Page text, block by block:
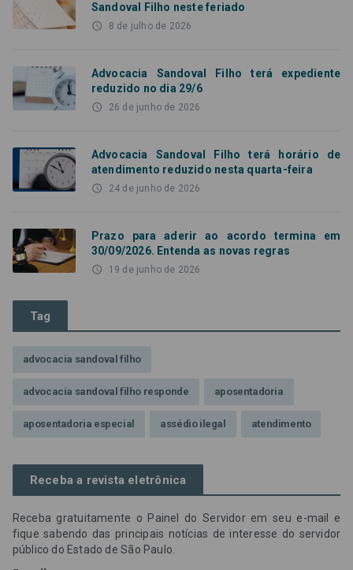
Sandoval Filho neste feriado
access_time 8 de julho de 2026
Advocacia Sandoval Filho terá expediente
reduzido no dia 29/6
access_time 26 de junho de 2026
Advocacia Sandoval Filho terá horário de
atendimento reduzido nesta quarta-feira
access_time 24 de junho de 2026
Prazo para aderir ao acordo termina em
30/09/2026. Entenda as novas regras
access_time 19 de junho de 2026
Tag
advocacia sandoval filho
advocacia sandoval filho responde aposentadoria
aposentadoria especial assédio ilegal atendimento
credores prioritários Dia do Servidor Público
Dia dos Professores expediente
Receba a revista eletrônica
Receba gratuitamente o Painel do Servidor em seu e-mail e
fique sabendo das principais notícias de interesse do servidor
público do Estado de São Paulo.